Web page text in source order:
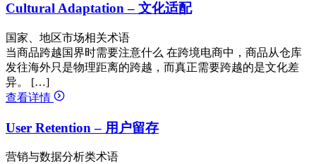
Cultural Adaptation – 文化适配
国家、地区市场相关术语
当商品跨越国界时需要注意什么 在跨境电商中，商品从仓库
发往海外只是物理距离的跨越，而真正需要跨越的是文化差
异。 […]
查看详情
User Retention – 用户留存
营销与数据分析类术语